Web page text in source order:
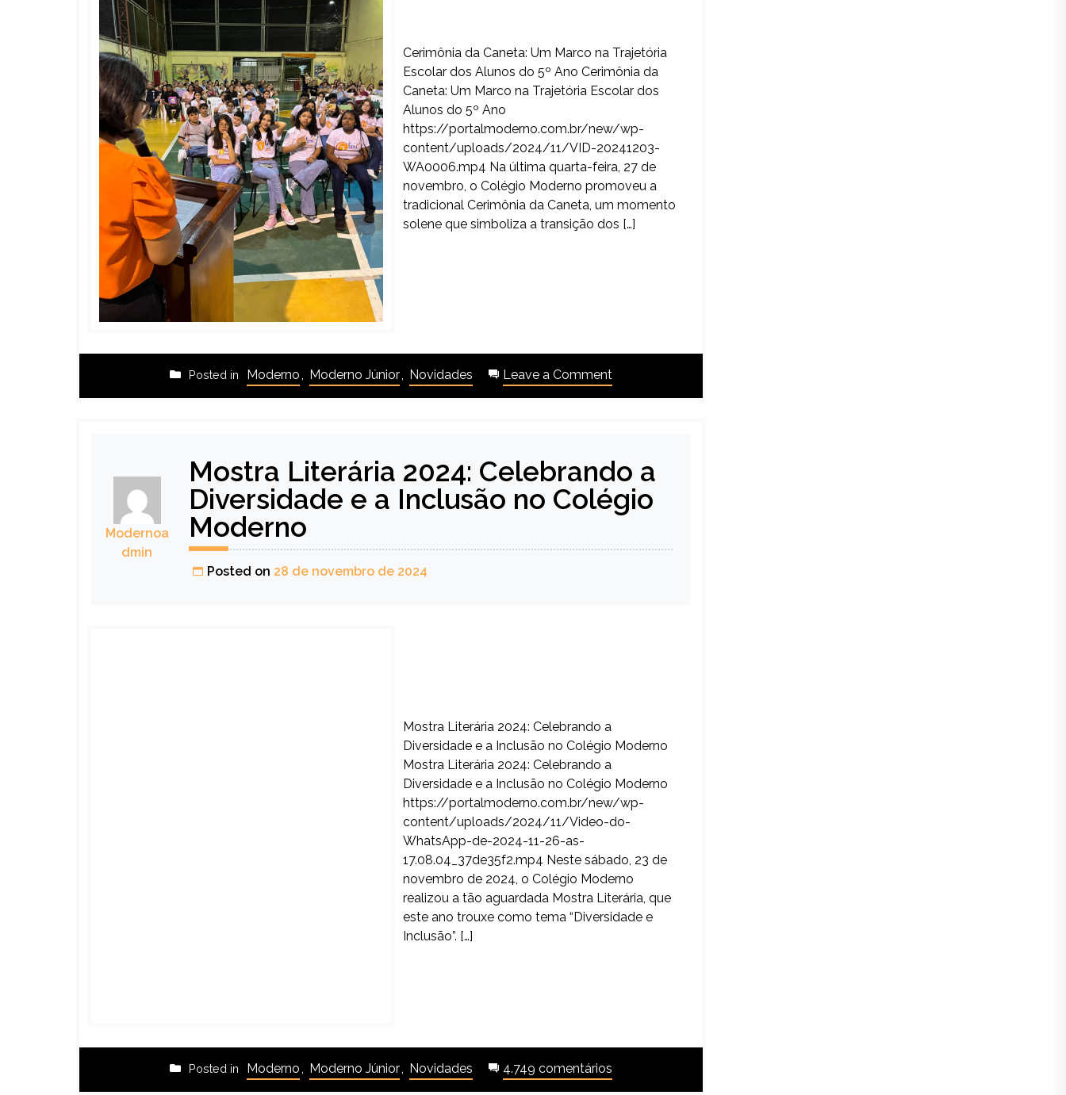
Cerimônia da Caneta: Um Marco na Trajetória
Escolar dos Alunos do 5º Ano Cerimônia da
Caneta: Um Marco na Trajetória Escolar dos
Alunos do 5º Ano
https://portalmoderno.com.br/new/wp-
content/uploads/2024/11/VID-20241203-
WA0006.mp4 Na última quarta-feira, 27 de
novembro, o Colégio Moderno promoveu a
tradicional Cerimônia da Caneta, um momento
solene que simboliza a transição dos […]
Posted in Moderno, Moderno Júnior, Novidades Leave a Comment
Modernoa
dmin
Mostra Literária 2024: Celebrando a
Diversidade e a Inclusão no Colégio
Moderno
Posted on 28 de novembro de 2024
Mostra Literária 2024: Celebrando a
Diversidade e a Inclusão no Colégio Moderno
Mostra Literária 2024: Celebrando a
Diversidade e a Inclusão no Colégio Moderno
https://portalmoderno.com.br/new/wp-
content/uploads/2024/11/Video-do-
WhatsApp-de-2024-11-26-as-
17.08.04_37de35f2.mp4 Neste sábado, 23 de
novembro de 2024, o Colégio Moderno
realizou a tão aguardada Mostra Literária, que
este ano trouxe como tema “Diversidade e
Inclusão”. […]
Posted in Moderno Moderno Júnior Novidades 4.749 comentários